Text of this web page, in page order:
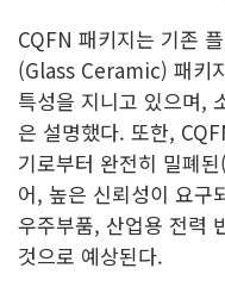
CQFN 패키지는 기존
(Glass Ceramic) 패키
특성을 지니고 있으며,
은 설명했다. 또한,
기로부터 완전히 밀폐
어, 높은 신뢰성이 요구
우주부품, 산업용 전력
것으로 예상된다.